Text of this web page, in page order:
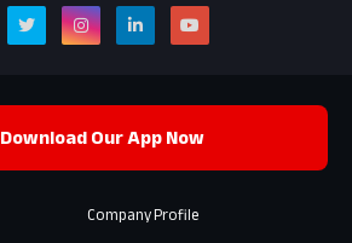
Download Our App Now
Company Profile